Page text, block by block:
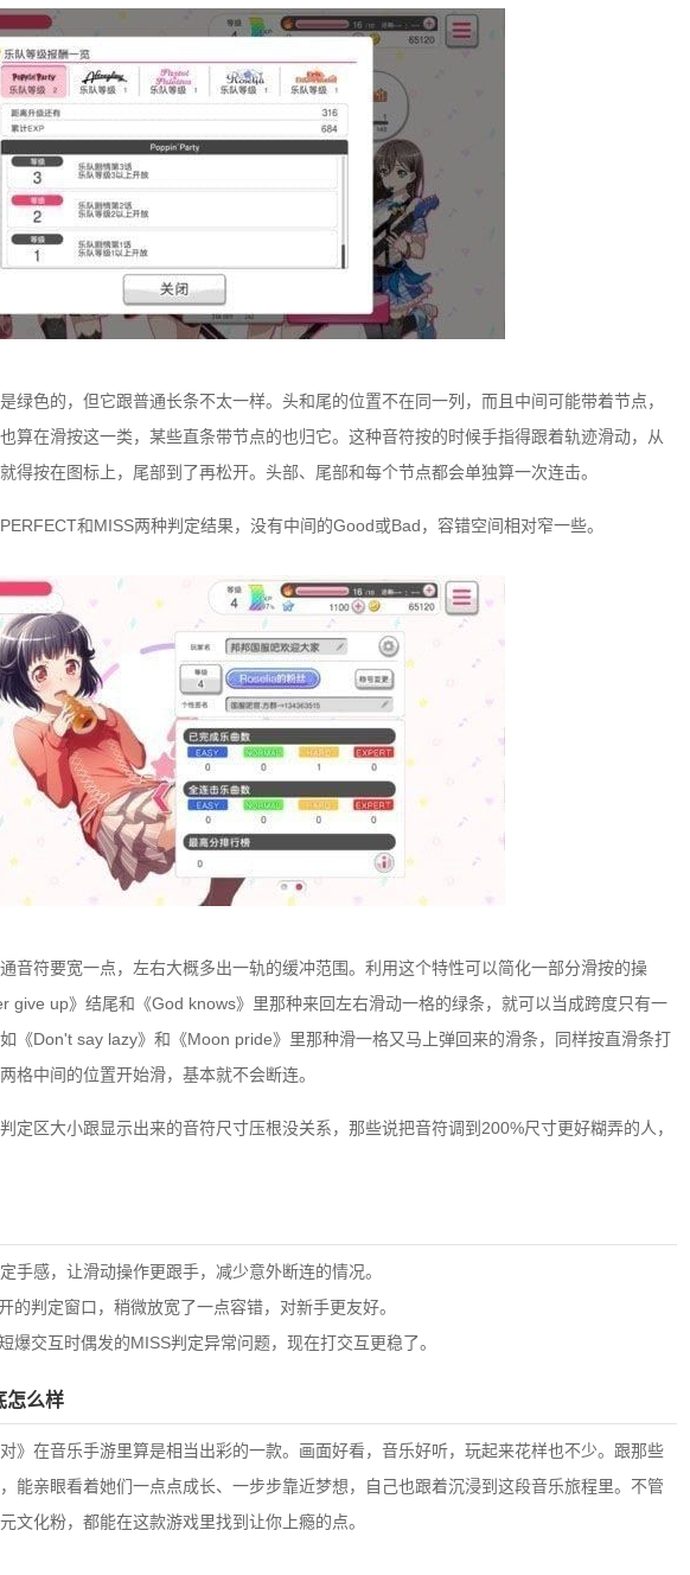
绿色的，但它跟普通长条不太一样。头和尾的位置不在同一列，而且中间可能带着节点，
算在滑按这一类，某些直条带节点的也归它。这种音符按的时候手指得跟着轨迹滑动，从
得按在图标上，尾部到了再松开。头部、尾部和每个节点都会单独算一次连击。
和MISS两种判定结果，没有中间的Good或Bad，容错空间相对窄一些。
音符要宽一点，左右大概多出一轨的缓冲范围。利用这个特性可以简化一部分滑按的操
give up》结尾和《God knows》里那种来回左右滑动一格的绿条，就可以当成跨度只有一
《Don't say lazy》和《Moon pride》里那种滑一格又马上弹回来的滑条，同样按直滑条打
格中间的位置开始滑，基本就不会断连。
定区大小跟显示出来的音符尺寸压根没关系，那些说把音符调到200%尺寸更好糊弄的人，
手感，让滑动操作更跟手，减少意外断连的情况。
的判定窗口，稍微放宽了一点容错，对新手更友好。
爆交互时偶发的MISS判定异常问题，现在打交互更稳了。
怎么样
》在音乐手游里算是相当出彩的一款。画面好看，音乐好听，玩起来花样也不少。跟那些
能亲眼看着她们一点点成长、一步步靠近梦想，自己也跟着沉浸到这段音乐旅程里。不管
文化粉，都能在这款游戏里找到让你上瘾的点。